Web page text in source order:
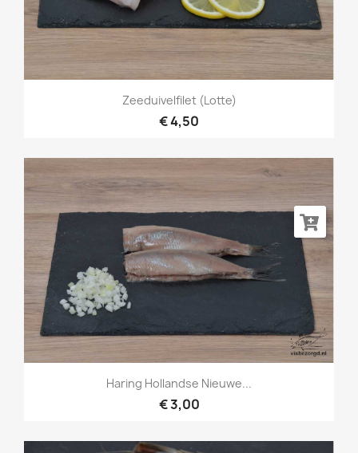
Zeeduivelfilet (Lotte)
€ 4,50
Haring Hollandse Nieuwe...
€ 3,00